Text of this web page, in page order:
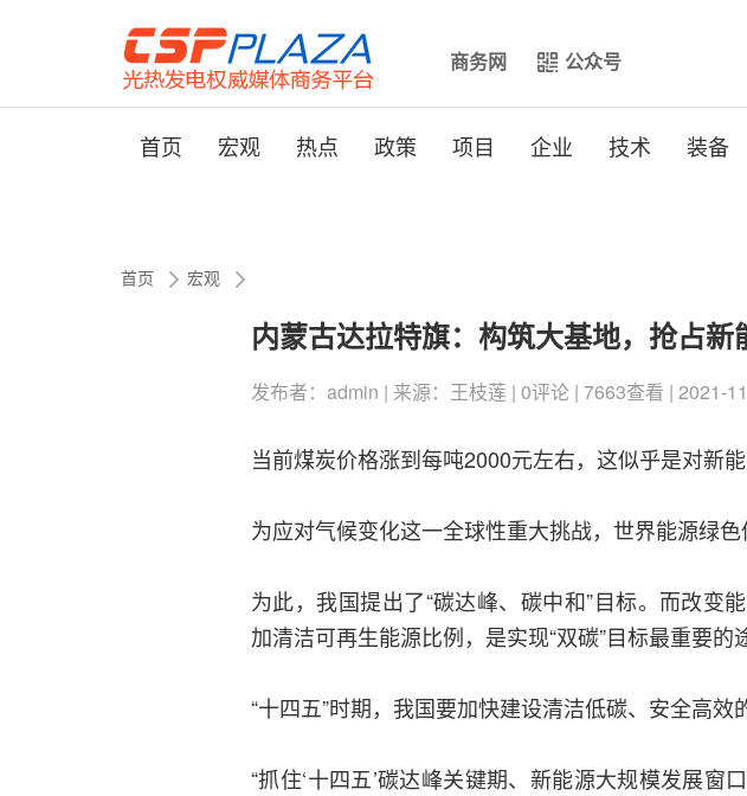
商务网 公众号
首页 宏观 热点 政策 项目 企业 技术 装备
首页 宏观
内蒙古达拉特旗：构筑大基地，抢占新
发布者：admin | 来源：王枝莲 | 0评论 | 7663查看 | 2021-
当前煤炭价格涨到每吨2000元左右，这似乎是对新
为应对气候变化这一全球性重大挑战，世界能源绿色
为此，我国提出了“碳达峰、碳中和”目标。而改变
加清洁可再生能源比例，是实现“双碳”目标最重要的
“十四五”时期，我国要加快建设清洁低碳、安全高效
“抓住‘十四五’碳达峰关键期、新能源大规模发展窗